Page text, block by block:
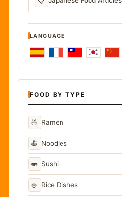
LANGUAGE
FOOD BY TYPE
🍜 Ramen
🍝 Noodles
🍣 Sushi
🍚 Rice Dishes